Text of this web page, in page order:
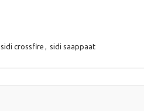
sidi crossfire , sidi saappaat